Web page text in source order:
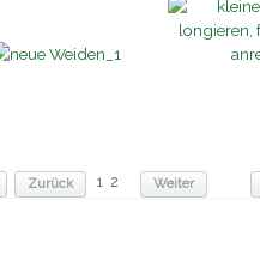
Zurück 1 2 Weiter